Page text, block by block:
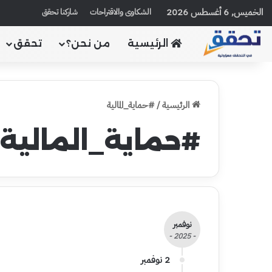
الخميس, 6 أغسطس 2026 الشكاوى والاقتراحات شاركنا تحقق
الرئيسية من نحن؟ تحقق
الرئيسية/#حماية_المالية
#حماية_المالية
نوفمبر
- 2025 -
2 نوفمبر